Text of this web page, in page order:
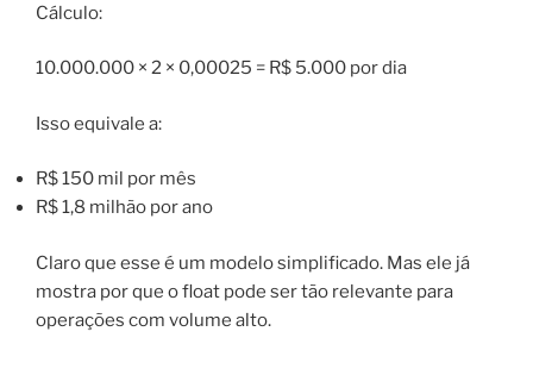
Cálculo:
10.000.000 × 2 × 0,00025 = R$ 5.000 por dia
Isso equivale a:
R$ 150 mil por mês
R$ 1,8 milhão por ano
Claro que esse é um modelo simplificado. Mas ele já
mostra por que o float pode ser tão relevante para
operações com volume alto.